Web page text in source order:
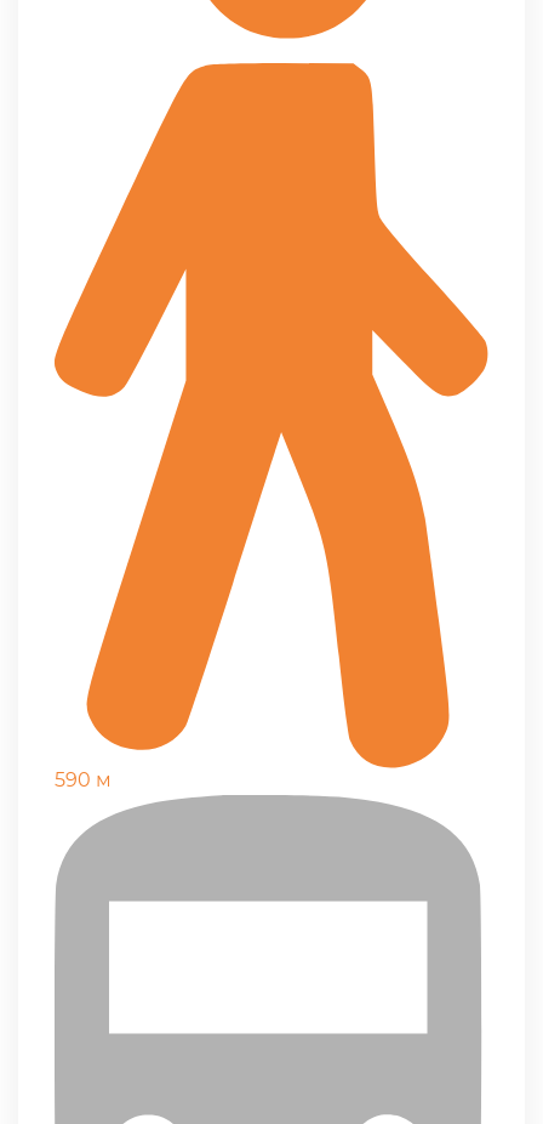
590 м